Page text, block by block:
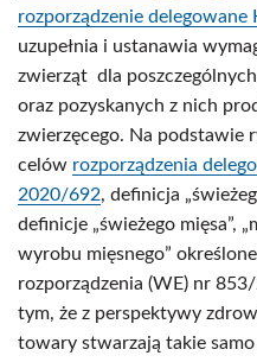
rozporządzenie
uzupełnia i ustanawia
zwierząt dla
oraz pozyskanych z nich
zwierzęcego. Na podstawie
celów rozporządzenia
2020/692, definicja
definicje „świeżego mięsa”,
wyrobu mięsnego”
rozporządzenia (WE) nr
tym, że z perspektywy
towary stwarzają takie